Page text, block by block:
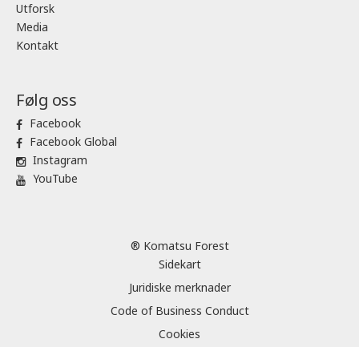
Utforsk
Media
Kontakt
Følg oss
Facebook
Facebook Global
Instagram
YouTube
® Komatsu Forest
Sidekart
Juridiske merknader
Code of Business Conduct
Cookies